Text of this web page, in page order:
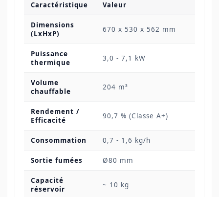
Caractéristique Valeur
Dimensions
(LxHxP)
670 x 530 x 562 mm
Puissance
thermique
3,0 - 7,1 kW
Volume
chauffable
204 m³
Rendement /
Efficacité
90,7 % (Classe A+)
Consommation 0,7 - 1,6 kg/h
Sortie fumées Ø80 mm
Capacité
réservoir
~ 10 kg